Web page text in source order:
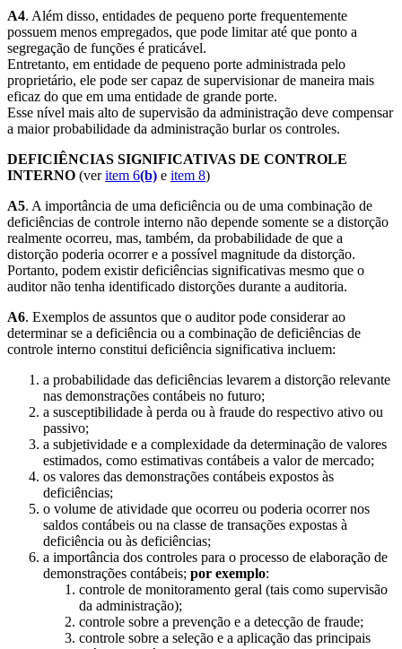
A4. Além disso, entidades de pequeno porte frequentemente
possuem menos empregados, que pode limitar até que ponto a
segregação de funções é praticável.
Entretanto, em entidade de pequeno porte administrada pelo
proprietário, ele pode ser capaz de supervisionar de maneira mais
eficaz do que em uma entidade de grande porte.
Esse nível mais alto de supervisão da administração deve compensar
a maior probabilidade da administração burlar os controles.
DEFICIÊNCIAS SIGNIFICATIVAS DE CONTROLE
INTERNO (veritem 6(b) e item 8)
A5. A importância de uma deficiência ou de uma combinação de
deficiências de controle interno não depende somente se a distorção
realmente ocorreu, mas, também, da probabilidade de que a
distorção poderia ocorrer e a possível magnitude da distorção.
Portanto, podem existir deficiências significativas mesmo que o
auditor não tenha identificado distorções durante a auditoria.
A6. Exemplos de assuntos que o auditor pode considerar ao
determinar se a deficiência ou a combinação de deficiências de
controle interno constitui deficiência significativa incluem:
a probabilidade das deficiências levarem a distorção relevante
nas demonstrações contábeis no futuro;
a susceptibilidade à perda ou à fraude do respectivo ativo ou
passivo;
a subjetividade e a complexidade da determinação de valores
estimados, como estimativas contábeis a valor de mercado;
os valores das demonstrações contábeis expostos às
deficiências;
o volume de atividade que ocorreu ou poderia ocorrer nos
saldos contábeis ou na classe de transações expostas à
deficiência ou às deficiências;
a importância dos controles para o processo de elaboração de
demonstrações contábeis; por exemplo:
controle de monitoramento geral (tais como supervisão
da administração);
controle sobre a prevenção e a detecção de fraude;
controle sobre a seleção e a aplicação das principais